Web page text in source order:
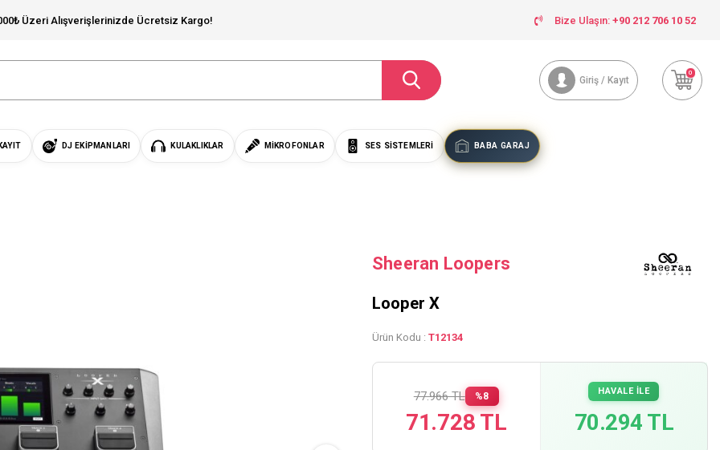
Üzeri Alışverişlerinizde Ücretsiz Kargo! Bize Ulaşın: +90 212 706 10 52
Giriş / Kayıt
0
DJ EKIPMANLARI KULAKLIKLAR MIKROFONLAR SES SISTEMLERI BABA GARAJ
Sheeran Loopers
Looper X
Ürün Kodu : T12134
77.966 TL %8
71.728 TL
HAVALE İLE
70.294 TL